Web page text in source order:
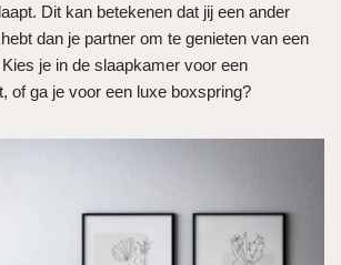
Dit kan betekenen dat jij een ander
dan je partner om te genieten van een
je in de slaapkamer voor een
of ga je voor een luxe boxspring?